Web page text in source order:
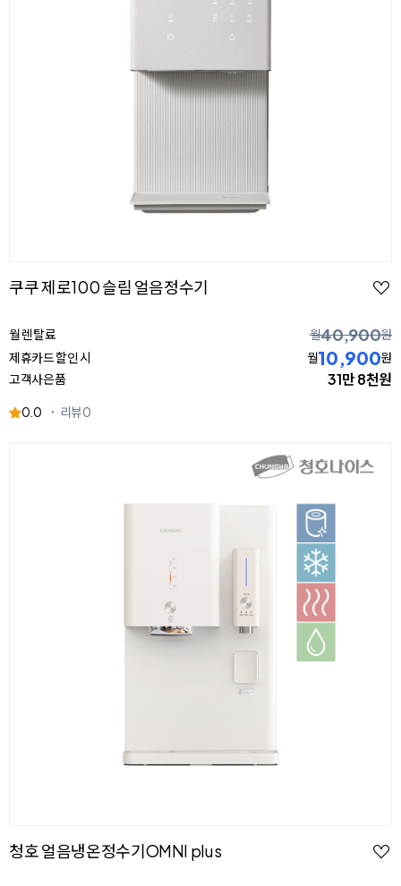
쿠쿠 제로100 슬림 얼음정수기
월 렌탈료 월40,900원
제휴카드 할인 시
월10,900원
고객사은품
31만 8천원
0.0 리뷰0
청호 얼음냉온정수기OMNI plus